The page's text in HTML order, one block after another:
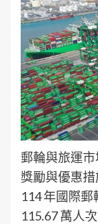
郵輪與旅運
獎勵與優惠措
114 年國際
115.67 萬人